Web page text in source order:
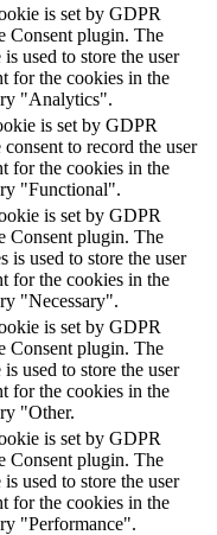
is set by GDPR
Consent plugin. The
used to store the user
for the cookies in the
"Analytics".
is set by GDPR
to record the user
for the cookies in the
"Functional".
is set by GDPR
Consent plugin. The
is used to store the user
for the cookies in the
"Necessary".
is set by GDPR
Consent plugin. The
used to store the user
for the cookies in the
"Other.
is set by GDPR
Consent plugin. The
used to store the user
for the cookies in the
"Performance".